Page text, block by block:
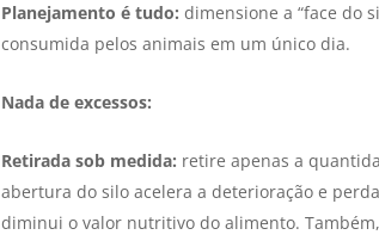
Planejamento é tudo: dimensione a “face do
consumida pelos animais em um único dia.
Nada de excessos:
Retirada sob medida: retire apenas a
abertura do silo acelera a deterioração e
diminui o valor nutritivo do alimento.